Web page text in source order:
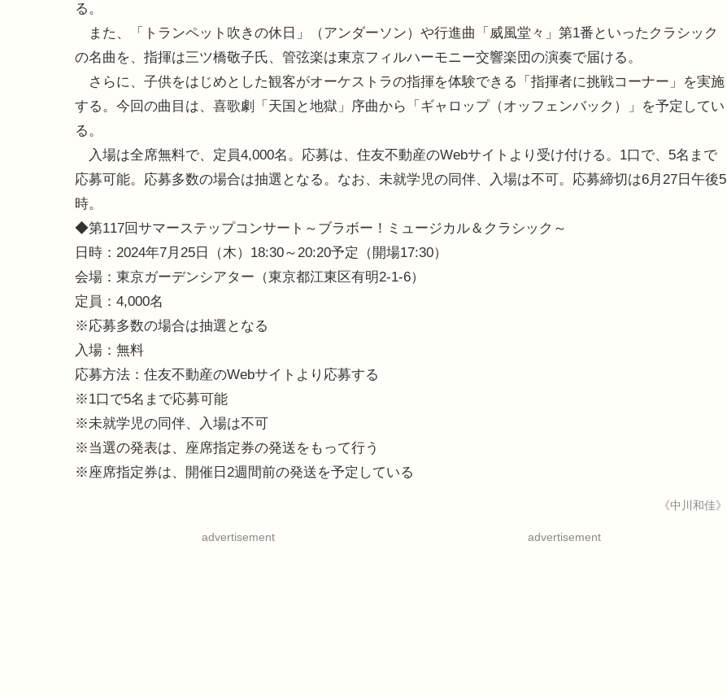
る。
また、「トランペット吹きの休日」（アンダーソン）や行進曲「威風堂々」第1番といったクラシック
の名曲を、指揮は三ツ橋敬子氏、管弦楽は東京フィルハーモニー交響楽団の演奏で届ける。
さらに、子供をはじめとした観客がオーケストラの指揮を体験できる「指揮者に挑戦コーナー」を実施
する。今回の曲目は、喜歌劇「天国と地獄」序曲から「ギャロップ（オッフェンバック）」を予定してい
る。
入場は全席無料で、定員4,000名。応募は、住友不動産のWebサイトより受け付ける。1口で、5名まで
応募可能。応募多数の場合は抽選となる。なお、未就学児の同伴、入場は不可。応募締切は6月27日午後5
時。
◆第117回サマーステップコンサート～ブラボー！ミュージカル＆クラシック～
日時：2024年7月25日（木）18:30～20:20予定（開場17:30）
会場：東京ガーデンシアター（東京都江東区有明2-1-6）
定員：4,000名
※応募多数の場合は抽選となる
入場：無料
応募方法：住友不動産のWebサイトより応募する
※1口で5名まで応募可能
※未就学児の同伴、入場は不可
※当選の発表は、座席指定券の発送をもって行う
※座席指定券は、開催日2週間前の発送を予定している
《中川和佳》
advertisement advertisement